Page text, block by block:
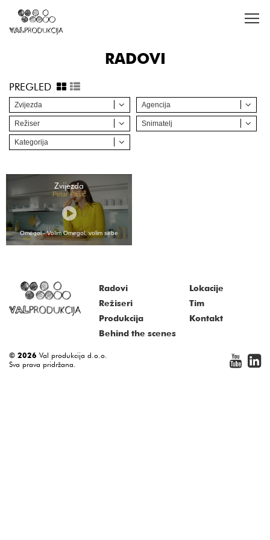
RADOVI
PREGLED
Zvijezda Agencija
Režiser Snimatelj
Kategorija
Zvijezda
Petar Pašić
Omegol - Volim Omegol, volim sebe
Radovi
Režiseri
Produkcija
Lokacije
Tim
Kontakt
Behind the scenes
© 2026 Val produkcija d.o.o.
Sva prava pridržana.